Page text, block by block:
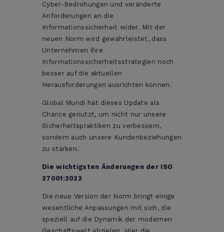
Cyber-Bedrohungen und veränderte
Anforderungen an die
Informationssicherheit wider. Mit der
neuen Norm wird gewährleistet, dass
Unternehmen ihre
Informationssicherheitsstrategien noch
besser auf die aktuellen
Herausforderungen ausrichten können.
Global Mundi hat dieses Update als
Chance genutzt, um nicht nur unsere
Sicherheitspraktiken zu verbessern,
sondern auch unsere Kundenbeziehungen
zu stärken.
Die wichtigsten Änderungen der ISO
27001:2022
Die neue Version der Norm bringt einige
wesentliche Anpassungen mit sich, die
speziell auf die Dynamik der modernen